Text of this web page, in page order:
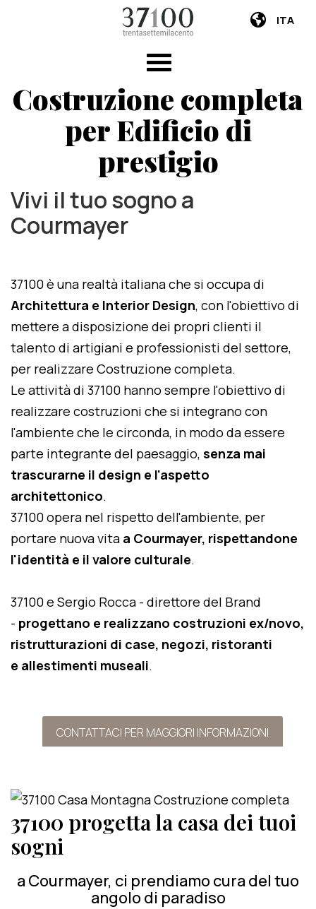
ITA
Costruzione completa
per Edificio di
prestigio
Vivi il tuo sogno a
Courmayer
37100 è una realtà italiana che si occupa di
Architettura e Interior Design, con l'obiettivo di
mettere a disposizione dei propri clienti il
talento di artigiani e professionisti del settore,
per realizzare Costruzione completa.
Le attività di 37100 hanno sempre l'obiettivo di
realizzare costruzioni che si integrano con
l'ambiente che le circonda, in modo da essere
parte integrante del paesaggio, senza mai
trascurarne il design e l'aspetto
architettonico.
37100 opera nel rispetto dell'ambiente, per
portare nuova vita a Courmayer, rispettandone
l'identità e il valore culturale.
37100 e Sergio Rocca - direttore del Brand
- progettano e realizzano costruzioni ex/novo,
ristrutturazioni di case, negozi, ristoranti
e allestimenti museali.
CONTATTACI PER MAGGIORI INFORMAZIONI
37100 progetta la casa dei tuoi
sogni
a Courmayer, ci prendiamo cura del tuo
angolo di paradiso